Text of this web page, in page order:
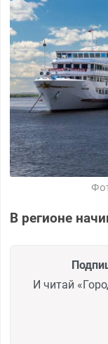
В регионе
И читай